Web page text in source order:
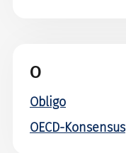
O
Obligo
OECD-Konsensus